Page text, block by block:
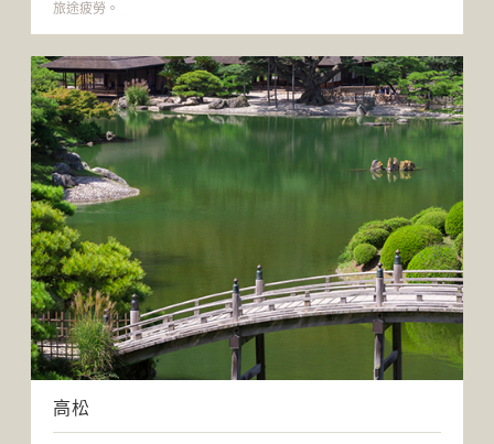
旅途疲勞。
高松